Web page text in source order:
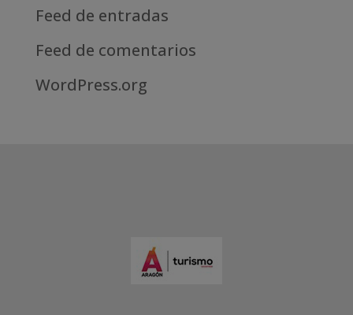
Feed de entradas
Feed de comentarios
WordPress.org